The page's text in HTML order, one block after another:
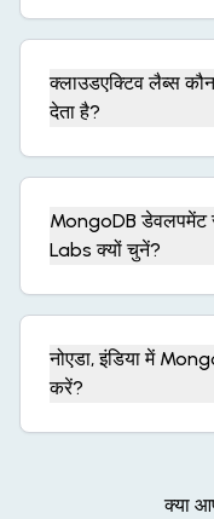
क्लाउडएक्टिव लैब्स
देता है?
MongoDB डेवलपमेंट
Labs क्यों चुनें?
नोएडा, इंडिया में
करें?
क्या